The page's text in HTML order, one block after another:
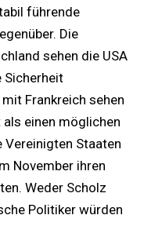
führende
Die
sehen die USA
Sicherheit
Frankreich sehen
einen möglichen
Vereinigten Staaten
November ihren
Weder Scholz
Politiker würden